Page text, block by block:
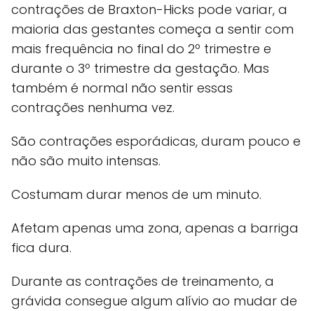
contrações de Braxton-Hicks pode variar, a
maioria das gestantes começa a sentir com
mais frequência no final do 2º trimestre e
durante o 3º trimestre da gestação. Mas
também é normal não sentir essas
contrações nenhuma vez.
São contrações esporádicas, duram pouco e
não são muito intensas.
Costumam durar menos de um minuto.
Afetam apenas uma zona, apenas a barriga
fica dura.
Durante as contrações de treinamento, a
grávida consegue algum alívio ao mudar de